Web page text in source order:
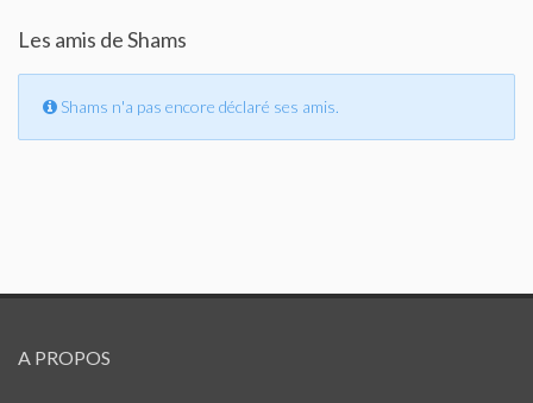
Les amis de Shams
Shams n'a pas encore déclaré ses amis.
A PROPOS